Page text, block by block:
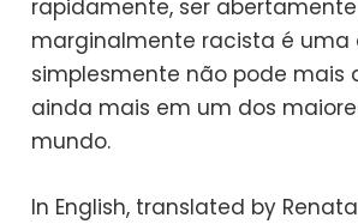
rapidamente, ser
marginalmente racista é uma
simplesmente não pode mais
ainda mais em um dos
mundo.
In English, translated by